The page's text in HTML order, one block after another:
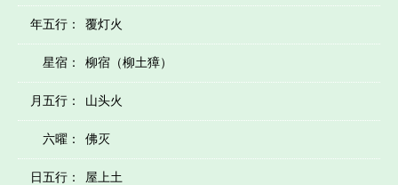
年五行： 覆灯火
星宿： 柳宿（柳土獐）
月五行： 山头火
六曜： 佛灭
日五行： 屋上土